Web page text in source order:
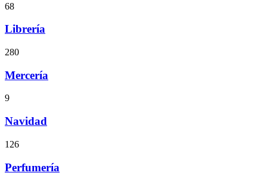
68
Librería
280
Mercería
9
Navidad
126
Perfumería